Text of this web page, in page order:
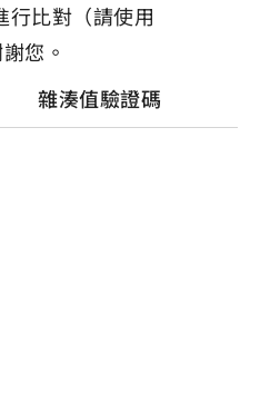
行比對（請使用
您。
雜湊值驗證碼